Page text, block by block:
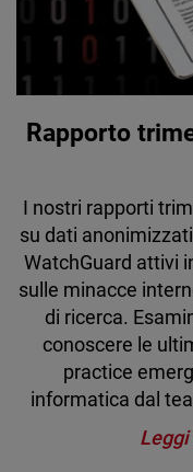
Rapporto
I nostri rapporti
su dati
WatchGuard attivi
sulle minacce
di ricerca.
conoscere le
practice
informatica dal